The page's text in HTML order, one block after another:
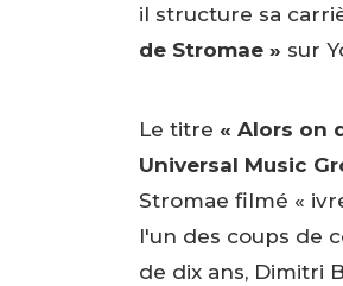
il structure sa
de Stromae » sur
Le titre « Alors on
Universal Music
Stromae filmé «
l'un des coups de
de dix ans, Dimitri